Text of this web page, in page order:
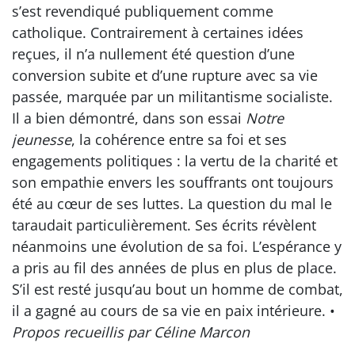
s’est revendiqué publiquement comme
catholique. Contrairement à certaines idées
reçues, il n’a nullement été question d’une
conversion subite et d’une rupture avec sa vie
passée, marquée par un militantisme socialiste.
Il a bien démontré, dans son essai Notre
jeunesse, la cohérence entre sa foi et ses
engagements politiques : la vertu de la charité et
son empathie envers les souffrants ont toujours
été au cœur de ses luttes. La question du mal le
taraudait particulièrement. Ses écrits révèlent
néanmoins une évolution de sa foi. L’espérance y
a pris au fil des années de plus en plus de place.
S’il est resté jusqu’au bout un homme de combat,
il a gagné au cours de sa vie en paix intérieure. •
Propos recueillis par Céline Marcon